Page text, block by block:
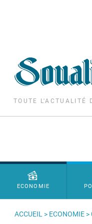
TOUTE L'ACTUALITÉ
Menu principal
ECONOMIE
ACCUEIL > ECONOMIE >